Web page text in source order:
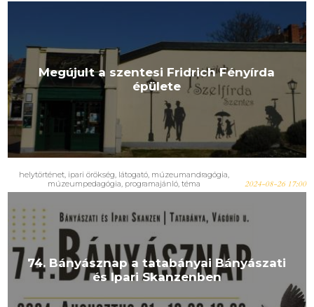
Megújult a szentesi Fridrich Fényírda
épülete
helytörténet, ipari örökség, látogató, múzeumandragógia,
múzeumpedagógia, programajánló, téma 2024-08-26 17:00
74. Bányásznap a tatabányai Bányászati
és Ipari Skanzenben